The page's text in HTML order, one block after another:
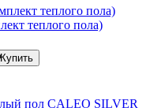
теплого пола)
Купить